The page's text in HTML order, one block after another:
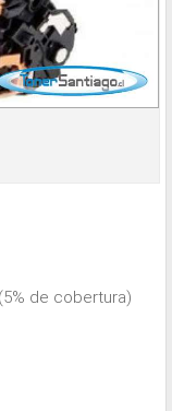
de cobertura)